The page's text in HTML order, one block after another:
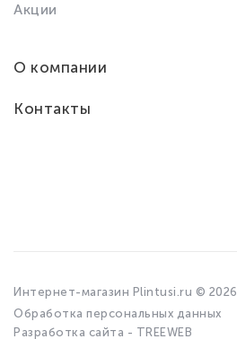
Акции
О компании
Контакты
Интернет-магазин Plintusi.ru © 2026
Обработка персональных данных
Разработка сайта - TREEWEB